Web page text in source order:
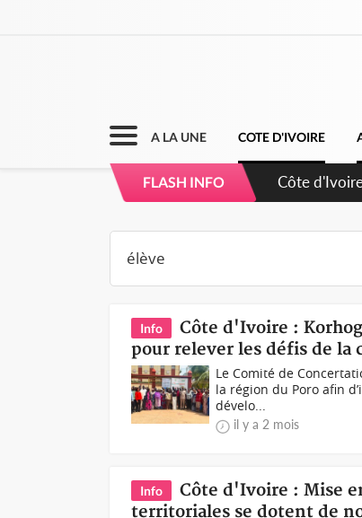
A LA UNE COTE D'IVOIRE
FLASH INFO
Côte
Info
Côte d'Ivoire :
pour relever les défis de
Le Comité de
la région du Poro afin
dévelo...
il y a 2 mois
Info
Côte d'Ivoire : Mise
territoriales se dotent de